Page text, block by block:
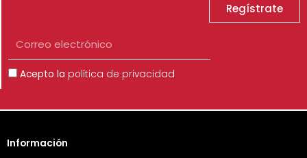
electrónico
Aceptación
Acepto la política de privacidad
Regístrate
Información